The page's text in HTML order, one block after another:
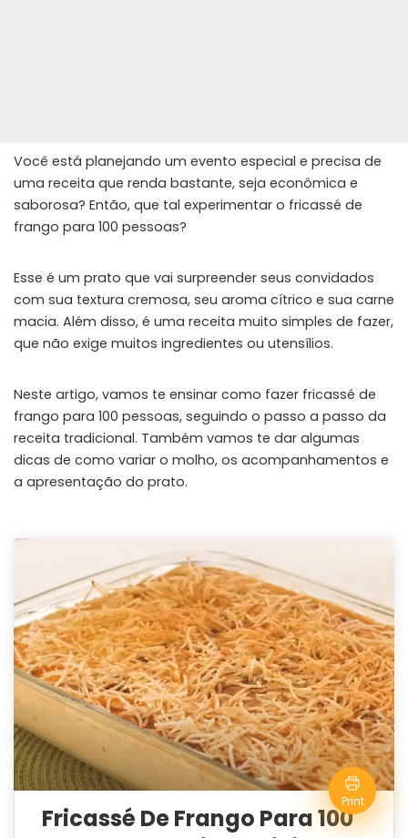
Você está planejando um evento especial e precisa de
uma receita que renda bastante, seja econômica e
saborosa? Então, que tal experimentar o fricassé de
frango para 100 pessoas?
Esse é um prato que vai surpreender seus convidados
com sua textura cremosa, seu aroma cítrico e sua carne
macia. Além disso, é uma receita muito simples de fazer,
que não exige muitos ingredientes ou utensílios.
Neste artigo, vamos te ensinar como fazer fricassé de
frango para 100 pessoas, seguindo o passo a passo da
receita tradicional. Também vamos te dar algumas
dicas de como variar o molho, os acompanhamentos e
a apresentação do prato.
Print
Fricassé De Frango Para 100